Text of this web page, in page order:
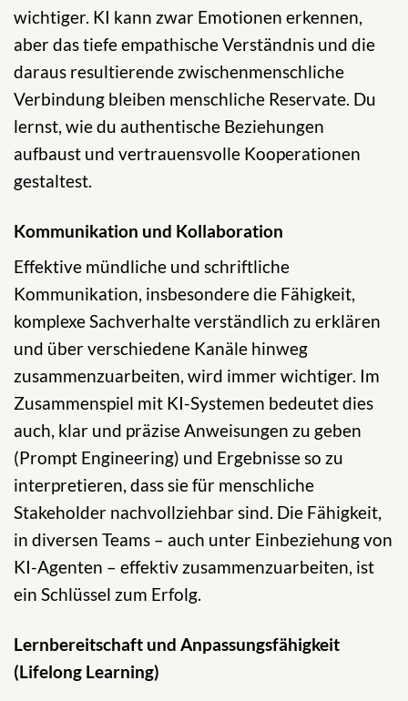
wichtiger. KI kann zwar Emotionen erkennen,
aber das tiefe empathische Verständnis und die
daraus resultierende zwischenmenschliche
Verbindung bleiben menschliche Reservate. Du
lernst, wie du authentische Beziehungen
aufbaust und vertrauensvolle Kooperationen
gestaltest.
Kommunikation und Kollaboration
Effektive mündliche und schriftliche
Kommunikation, insbesondere die Fähigkeit,
komplexe Sachverhalte verständlich zu erklären
und über verschiedene Kanäle hinweg
zusammenzuarbeiten, wird immer wichtiger. Im
Zusammenspiel mit KI-Systemen bedeutet dies
auch, klar und präzise Anweisungen zu geben
(Prompt Engineering) und Ergebnisse so zu
interpretieren, dass sie für menschliche
Stakeholder nachvollziehbar sind. Die Fähigkeit,
in diversen Teams – auch unter Einbeziehung von
KI-Agenten – effektiv zusammenzuarbeiten, ist
ein Schlüssel zum Erfolg.
Lernbereitschaft und Anpassungsfähigkeit
(Lifelong Learning)